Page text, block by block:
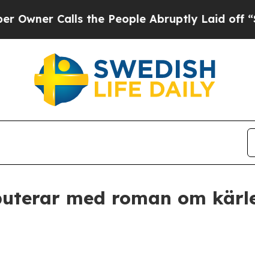
Calls the People Abruptly Laid off
med roman om